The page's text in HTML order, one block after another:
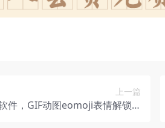
上一篇
件，GIF动图eomoji表情解锁VI